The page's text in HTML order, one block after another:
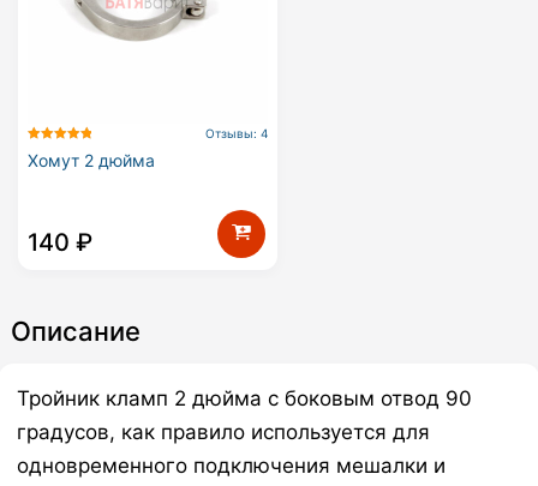
Отзывы: 4
Хомут 2 дюйма
140 ₽
Описание
Тройник кламп 2 дюйма с боковым отвод 90
градусов, как правило используется для
одновременного подключения мешалки и